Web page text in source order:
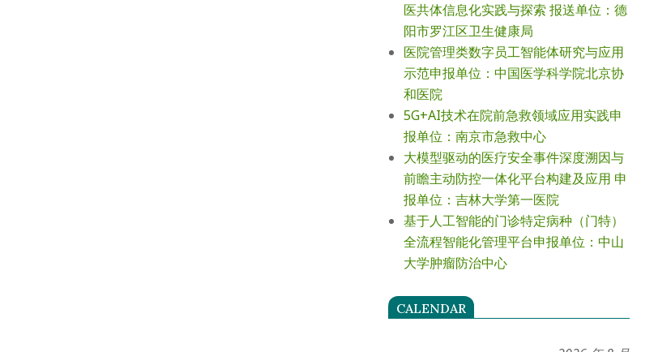
医共体信息化实践与探索 报送单位：德
阳市罗江区卫生健康局
医院管理类数字员工智能体研究与应用
示范申报单位：中国医学科学院北京协
和医院
5G+AI技术在院前急救领域应用实践申
报单位：南京市急救中心
大模型驱动的医疗安全事件深度溯因与
前瞻主动防控一体化平台构建及应用 申
报单位：吉林大学第一医院
基于人工智能的门诊特定病种（门特）
全流程智能化管理平台申报单位：中山
大学肿瘤防治中心
CALENDAR